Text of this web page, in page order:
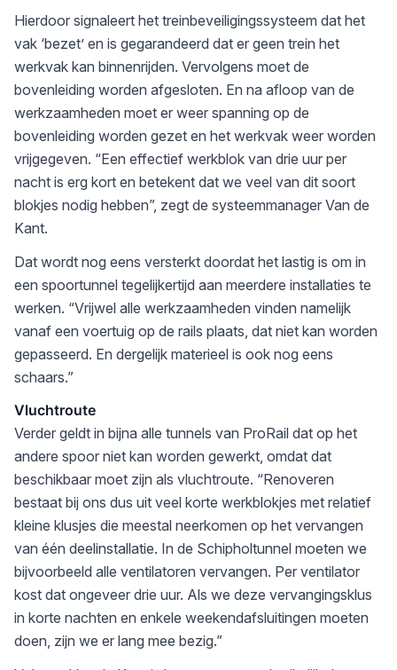
Hierdoor signaleert het treinbeveiligingssysteem dat het
vak ‘bezet’ en is gegarandeerd dat er geen trein het
werkvak kan binnenrijden. Vervolgens moet de
bovenleiding worden afgesloten. En na afloop van de
werkzaamheden moet er weer spanning op de
bovenleiding worden gezet en het werkvak weer worden
vrijgegeven. “Een effectief werkblok van drie uur per
nacht is erg kort en betekent dat we veel van dit soort
blokjes nodig hebben”, zegt de systeemmanager Van de
Kant.
Dat wordt nog eens versterkt doordat het lastig is om in
een spoortunnel tegelijkertijd aan meerdere installaties te
werken. “Vrijwel alle werkzaamheden vinden namelijk
vanaf een voertuig op de rails plaats, dat niet kan worden
gepasseerd. En dergelijk materieel is ook nog eens
schaars.”
Vluchtroute
Verder geldt in bijna alle tunnels van ProRail dat op het
andere spoor niet kan worden gewerkt, omdat dat
beschikbaar moet zijn als vluchtroute. “Renoveren
bestaat bij ons dus uit veel korte werkblokjes met relatief
kleine klusjes die meestal neerkomen op het vervangen
van één deelinstallatie. In de Schipholtunnel moeten we
bijvoorbeeld alle ventilatoren vervangen. Per ventilator
kost dat ongeveer drie uur. Als we deze vervangingsklus
in korte nachten en enkele weekendafsluitingen moeten
doen, zijn we er lang mee bezig.”